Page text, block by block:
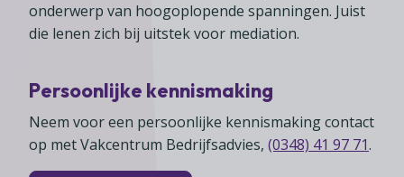
onderwerp van hoogoplopende spanningen. Juist
die lenen zich bij uitstek voor mediation.
Persoonlijke kennismaking
Neem voor een persoonlijke kennismaking contact
op met Vakcentrum Bedrijfsadvies, (0348) 41 97 71.